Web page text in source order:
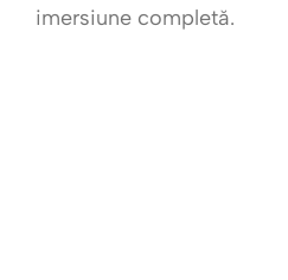
imersiune completă.